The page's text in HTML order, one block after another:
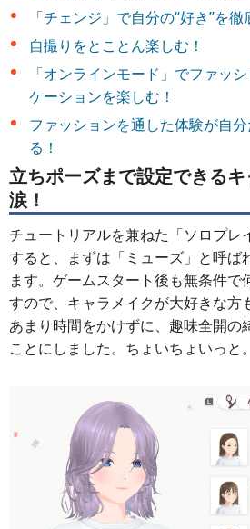
「チェンジ」で自分の“好き”を徹
自撮りをとことん楽しむ！
「オンラインモード」でファッ
ケーションを楽しむ！
ファッションを通した体験が自
る！
立ちポーズまで設定できる
涙！
チュートリアルを兼ねた「ソロプレ
すると、まずは「ミューズ」と呼ば
ます。ゲームスタート後も無条件で
すので、キャラメイクが大好きな方
あまり時間をかけずに、趣味全開の
ことにしました。ちょいちょいっと。